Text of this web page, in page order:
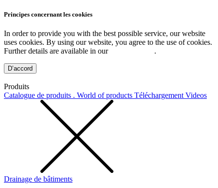
Principes concernant les cookies
In order to provide you with the best possible service, our website
uses cookies. By using our website, you agree to the use of cookies.
Further details are available in our
.
D’accord
Produits
Catalogue de produits . World of products Téléchargement Videos
Drainage de bâtiments